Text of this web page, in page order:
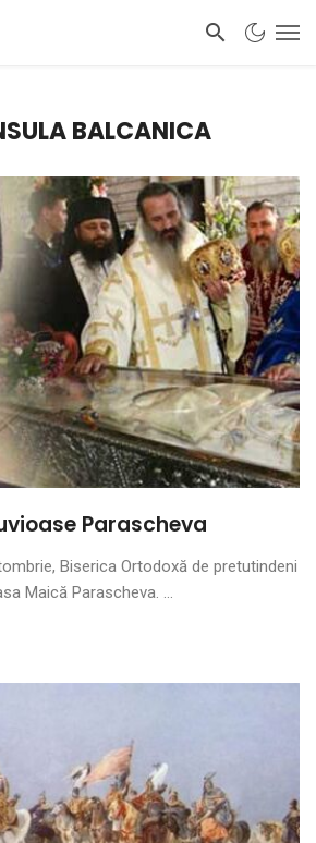
BALCANICA
Parascheva
Biserica Or­todoxă de pretutindeni
Maică Parascheva. ...